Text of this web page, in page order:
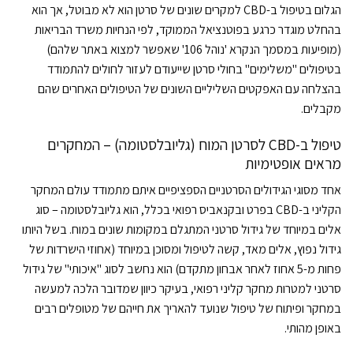
הגלום בטיפול ב-CBD למקרים שונים של סרטן הוא לא מבוטל, אך הוא
בהחלט מוגדר כרגע בפוטנציאל הממוקד, לפי הנחיות משרד הבריאות
(מופיעות במסמך הנקרא 'נוהל 106' שאפשר למצוא באתר שלהם)
בטיפולים "משלימים" בחולי סרטן שייעודם לעזור לחולים להתמודד
בהצלחה עם האפקטים השליליים השונים של הטיפולים האחרים שהם
מקבלים.
טיפול ב-CBD לסרטן המוח (גליובלסטומה) – המחקרים
מראים אופטימיות
אחד מסוגי הגידולים הסרטניים הספציפיים איתם מתמודד עולם המחקר
הקליני ב-CBD בפרט ובקנאביס רפואי בכלל, הוא גליובלסטומה – סוג
אלים במיוחד של גידול סרטני המתגלם במקומות שונים במוח. בשל היותו
גידול נפוץ, אלים מאד, קשה לטיפול ומסוכן במיוחד (אחוזי הישרדות של
פחות מ-5 אחוז לאחר אבחון מתקדם) הוא נחשב לסוג "איכותי" של גידול
סרטני למטרות מחקר קליני רפואי, בעיקר כיוון שמדובר הלכה למעשה
במחקר ופיתוח של טיפול שנועד להאריך את חייהם של מטופלים רבים
באופן מהותי.